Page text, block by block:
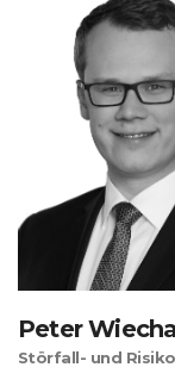
Peter
Störfall- und